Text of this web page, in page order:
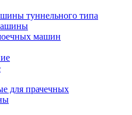
туннельного типа
машин
для прачечных